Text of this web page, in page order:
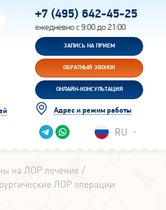
+7 (495) 642-45-25
ежедневно с 9:00 до 21:00
ЗАПИСЬ НА ПРИЕМ
ОБРАТНЫЙ ЗВОНОК
ОНЛАЙН-КОНСУЛЬТАЦИЯ
Адрес и режим работы
RU
на ЛОР лечение
ЛОР операции